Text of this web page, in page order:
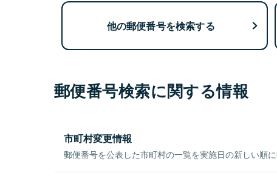
他の郵便番号を検索する
郵便番号検索に関する情報
市町村変更情報
郵便番号を公表した市町村の一覧を実施日の新しい順に